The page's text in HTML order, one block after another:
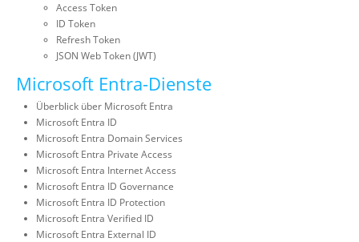
Access Token
ID Token
Refresh Token
JSON Web Token (JWT)
Microsoft Entra-Dienste
Überblick über Microsoft Entra
Microsoft Entra ID
Microsoft Entra Domain Services
Microsoft Entra Private Access
Microsoft Entra Internet Access
Microsoft Entra ID Governance
Microsoft Entra ID Protection
Microsoft Entra Verified ID
Microsoft Entra External ID